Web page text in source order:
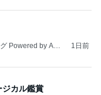
Powered by Ame
1日前
ジカル鑑賞